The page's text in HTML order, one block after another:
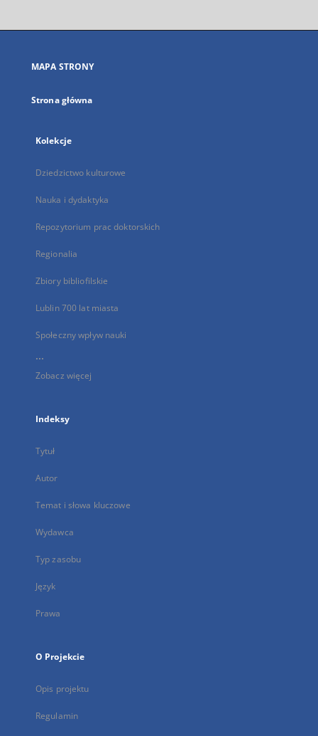
się
karcie
MAPA STRONY
Strona główna
Kolekcje
Dziedzictwo kulturowe
Nauka i dydaktyka
Repozytorium prac doktorskich
Regionalia
Zbiory bibliofilskie
Lublin 700 lat miasta
Społeczny wpływ nauki
...
Zobacz więcej
Indeksy
Tytuł
Autor
Temat i słowa kluczowe
Wydawca
Typ zasobu
Język
Prawa
O Projekcie
Opis projektu
Regulamin